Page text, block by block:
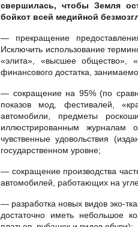
свершилась, чтобы Земля
бойкот всей медийной
— прекращение
Исключить использование
«элита», «высшее общество»,
финансового достатка,
— сокращение на 95% (по
показов мод, фестивалей,
автомобили, предметы
иллюстрированным
чувственные удовольствия
государственном уровне;
— сокращение производства
автомобилей, работающих на
— разработка новых видов эко-
достаточно иметь небольшое